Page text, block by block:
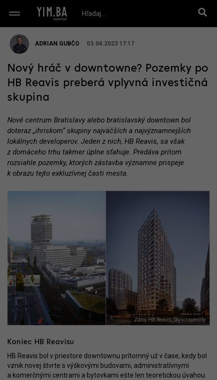
ADRIAN GUBČO 03.04.2023 17:17
Nový hráč v downtowne? Pozemky po
HB Reavis preberá vplyvná investičná
skupina
Nové centrum Bratislavy alebo bratislavský downtown bol
doteraz „ihriskom“ skupiny najväčších a najvýznamnejších
lokálnych developerov. Jeden z nich, HB Reavis, sa však
z domáceho trhu takmer úplne sťahuje. Predáva pritom
rozsiahle pozemky, ktorých zástavba významne prispeje
k obrazu tejto exkluzívnej časti mesta.
Zdroj: HB Reavis, Skyscrapercity
Koniec HB Reavisu
HB Reavis bol v priestore downtownu prítomný už v čase, kedy bol
vznik novej štvrte s výškovými budovami, administratívnymi
a komerčnými centrami a bytovkami ešte len teoretickou úvahou.